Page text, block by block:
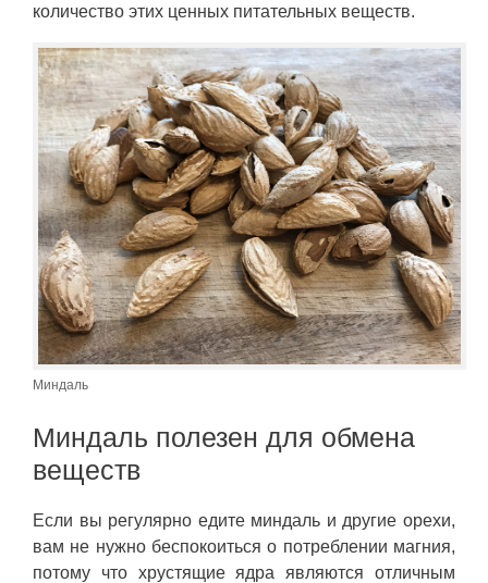
количество этих ценных питательных веществ.
Миндаль
Миндаль полезен для обмена
веществ
Если вы регулярно едите миндаль и другие орехи,
вам не нужно беспокоиться о потреблении магния,
потому что хрустящие ядра являются отличным